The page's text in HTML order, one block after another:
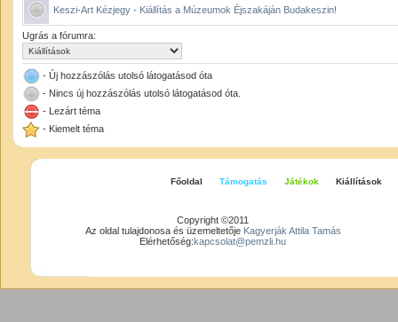
Keszi-Art Kézjegy - Kiállítás a Múzeumok Éjszakáján Budakeszin!
Ugrás a fórumra:
- Új hozzászólás utolsó látogatásod óta
- Nincs új hozzászólás utolsó látogatásod óta.
- Lezárt téma
- Kiemelt téma
Főoldal Támogatás Játékok Kiállítások
Copyright ©2011
Az oldal tulajdonosa és üzemeltetője Kagyerják Attila Tamás
Elérhetőség:kapcsolat@pemzli.hu